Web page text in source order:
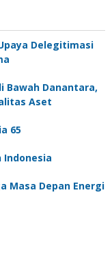
Delegitimasi
Bawah Danantara,
Aset
65
Indonesia
Masa Depan Energi